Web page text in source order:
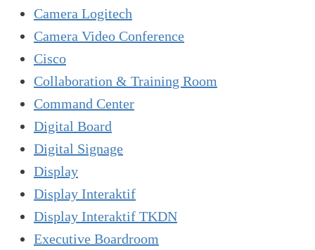
Camera Logitech
Camera Video Conference
Cisco
Collaboration & Training Room
Command Center
Digital Board
Digital Signage
Display
Display Interaktif
Display Interaktif TKDN
Executive Boardroom